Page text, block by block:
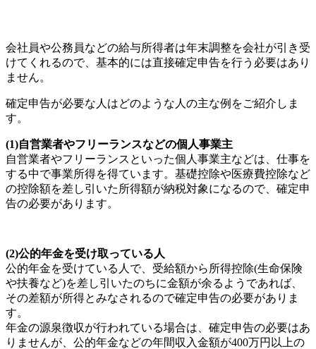
会社員や公務員などの給与所得者は年末調整を会社が引き受
けてくれるので、基本的には直接確定申告を行う必要はあり
ません。
確定申告が必要な人はどのような人の主な例をご紹介しま
す。
(1)自営業者やフリーランスなどの個人事業主
自営業者やフリーランスといった個人事業主などは、仕事を
する中で事業所得を得ています。基礎控除や医療費控除など
の控除額を差し引いた所得額が納税対象になるので、確定申
告の必要があります。
(2)公的年金を受け取っている人
公的年金を受けている人で、受給額から所得控除(生命保険
や扶養など)を差し引いたのちに金額が余るようであれば、
その差額が所得とみなされるので確定申告の必要がありま
す。
年金の源泉徴収が行われている場合は、確定申告の必要はあ
りませんが、公的年金などの年間収入金額が400万円以上の